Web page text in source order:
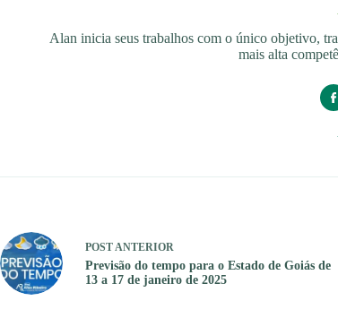
Alan inicia seus trabalhos com o único objetivo,
mais alta
POSTANTERIOR
Previsão do tempo para o Estado de Goiás de
13 a 17 de janeiro de 2025